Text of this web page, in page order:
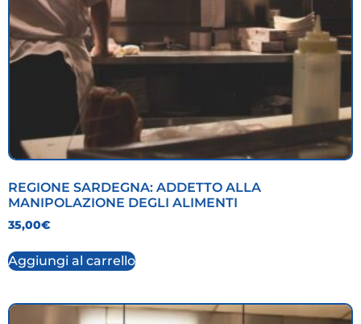
REGIONE SARDEGNA: ADDETTO ALLA
MANIPOLAZIONE DEGLI ALIMENTI
35,00€
Aggiungi al carrello